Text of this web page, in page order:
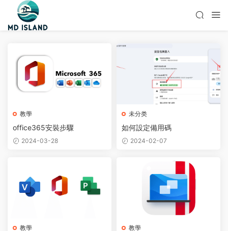
教學
office365安裝步驟
2024-03-28
未分类
如何設定備用碼
2024-02-07
教學 教學